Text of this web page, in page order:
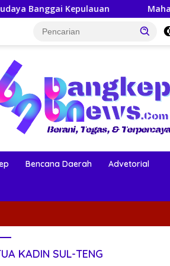
Mahasiswa KKN-PPM
Bencana Daerah Advetorial
KADIN SUL-TENG